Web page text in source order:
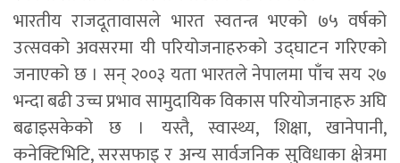
भारतीय राजदूतावासले भारत स्वतन्त्र भएको ७५ वर्षको
उत्सवको अवसरमा यी परियोजनाहरुको उद्घाटन गरिएको
जनाएको छ । सन् २००३ यता भारतले नेपालमा पाँच सय २७
भन्दा बढी उच्च प्रभाव सामुदायिक विकास परियोजनाहरु अघि
बढाइसकेको छ । यस्तै, स्वास्थ्य, शिक्षा, खानेपानी,
कनेक्टिभिटि, सरसफाइ र अन्य सार्वजनिक सुविधाका क्षेत्रमा